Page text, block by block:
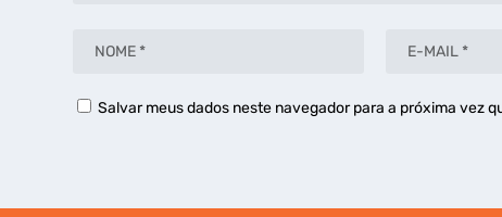
Salvar meus dados neste navegador para a próxima vez